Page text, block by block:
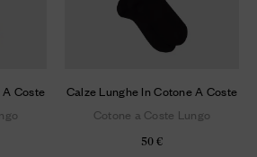
Coste
Calze Lunghe In Cotone A Coste
Cotone a Coste Lungo
50 €